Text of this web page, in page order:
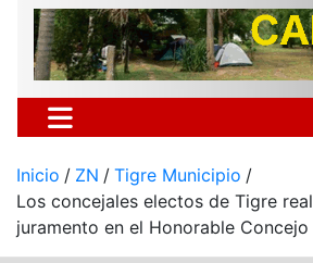
Inicio ZN
Tigre Municipio
Los concejales electos de Tigre
juramento en el Honorable